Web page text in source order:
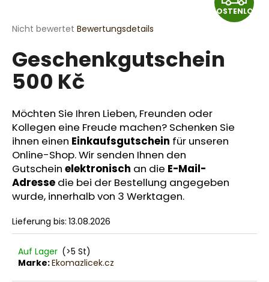
Die
Produktbewertung
ist
0,0
von
Sternen.
Nicht bewertet Bewertungsdetails
Geschenkgutschein
500 Kč
Möchten Sie Ihren Lieben, Freunden oder
Kollegen eine Freude machen? Schenken Sie
ihnen einen Einkaufsgutschein für unseren
Online-Shop. Wir senden Ihnen den
Gutschein elektronisch an die E-Mail-
Adresse die bei der Bestellung angegeben
wurde, innerhalb von 3 Werktagen.
Lieferung bis: 13.08.2026
Auf Lager (>5 St)
Marke:Ekomazlicek.cz
O
KOSTENLOS
i
r
e
m
p
f
e
h
l
e